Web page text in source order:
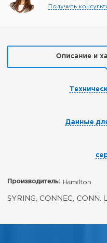
Получить
Описание и
Данные
Производитель: Hamilton
SYRING, CONNEC, CONN.